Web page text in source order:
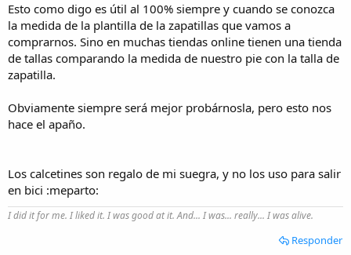
Esto como digo es útil al 100% siempre y cuando se conozca
la medida de la plantilla de la zapatillas que vamos a
comprarnos. Sino en muchas tiendas online tienen una tienda
de tallas comparando la medida de nuestro pie con la talla de
zapatilla.
Obviamente siempre será mejor probárnosla, pero esto nos
hace el apaño.
Los calcetines son regalo de mi suegra, y no los uso para salir
en bici :meparto:
I did it for me. I liked it. I was good at it. And... I was... really... I was alive.
Responder